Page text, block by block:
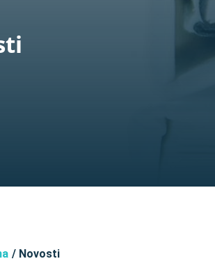
/ Novosti